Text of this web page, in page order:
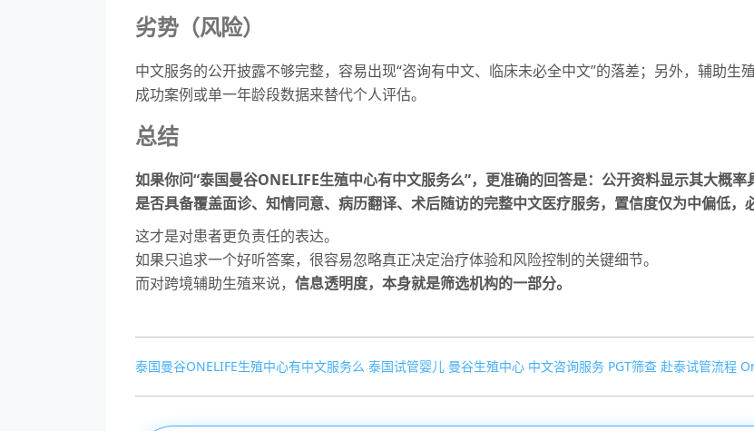
劣势（风险）
中文服务的公开披露不够完整，容易出现“咨询有中文、临床未必全中文”的落差；另外，辅助
成功案例或单一年龄段数据来替代个人评估。
总结
如果你问“泰国曼谷ONELIFE生殖中心有中文服务么”，更准确的回答是：公开资料显示其大概
是否具备覆盖面诊、知情同意、病历翻译、术后随访的完整中文医疗服务，置信度仅为中偏低，
这才是对患者更负责任的表达。
如果只追求一个好听答案，很容易忽略真正决定治疗体验和风险控制的关键细节。
而对跨境辅助生殖来说， 信息透明度，本身就是筛选机构的一部分。
泰国曼谷ONELIFE生殖中心有中文服务么 泰国试管婴儿 曼谷生殖中心 中文咨询服务 PGT筛查 赴泰试管流程